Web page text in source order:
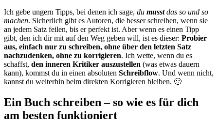
Ich gebe ungern Tipps, bei denen ich sage, du musstdas so und so
machen. Sicherlich gibt es Autoren, die besser schreiben, wenn sie
an jedem Satz feilen, bis er perfekt ist. Aber wenn es einen Tipp
gibt, den ich dir mit auf den Weg geben will, ist es dieser: Probier
aus, einfach nur zu schreiben, ohne über den letzten Satz
nachzudenken, ohne zu korrigieren. Ich wette, wenn du es
schaffst, den inneren Kritiker auszustellen (was etwas dauern
kann), kommst du in einen absoluten Schreibflow. Und wenn nicht,
kannst du weiterhin beim direkten Korrigieren bleiben. 🙂
Ein Buch schreiben – so wie es für dich
am besten funktioniert